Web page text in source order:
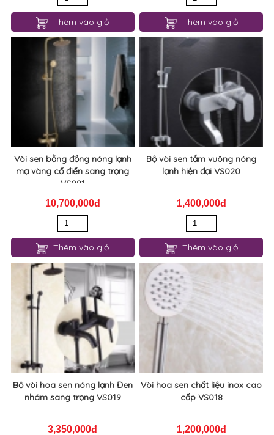
Thêm vào giỏ Thêm vào giỏ
Vòi sen bằng đồng nóng lạnh
mạ vàng cổ điển sang trọng
VS081
10,700,000đ
Thêm vào giỏ
Bộ vòi sen tắm vuông nóng
lạnh hiện đại VS020
1,400,000đ
Thêm vào giỏ
Bộ vòi hoa sen nóng lạnh Đen
nhám sang trọng VS019
3,350,000đ
Vòi hoa sen chất liệu inox cao
cấp VS018
1,200,000đ